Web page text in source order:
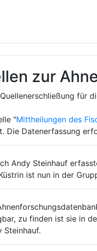
zur
Quellenerschließung für
"Mittheilungen des
Die Datenerfassung
Andy Steinhauf
ist nun in der
zu finden ist sie in